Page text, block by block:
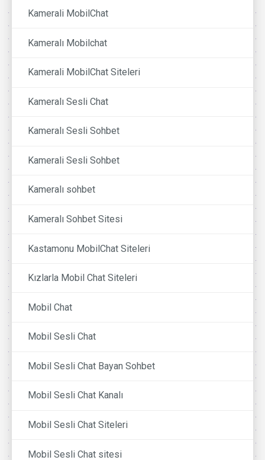
Kamerali MobilChat
Kameralı Mobilchat
Kamerali MobilChat Siteleri
Kameralı Sesli Chat
Kameralı Sesli Sohbet
Kamerali Sesli Sohbet
Kameralı sohbet
Kameralı Sohbet Sitesi
Kastamonu MobilChat Siteleri
Kızlarla Mobil Chat Siteleri
Mobil Chat
Mobil Sesli Chat
Mobil Sesli Chat Bayan Sohbet
Mobil Sesli Chat Kanalı
Mobil Sesli Chat Siteleri
Mobil Sesli Chat sitesi